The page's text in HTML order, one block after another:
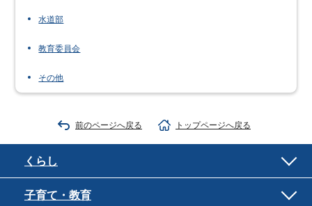
水道部
教育委員会
その他
前のページへ戻る トップページへ戻る
くらし
子育て・教育